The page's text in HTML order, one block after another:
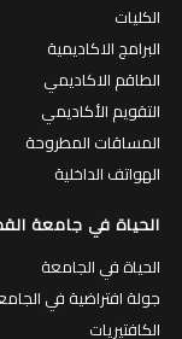
الكليات
البرامج الاكاديمية
الطاقم الاكاديمي
التقويم الأكاديمي
المساقات المطروحة
الهواتف الداخلية
الحياة في جامعة
الحياة في الجامعة
جولة افتراضية في
الكافتيريات